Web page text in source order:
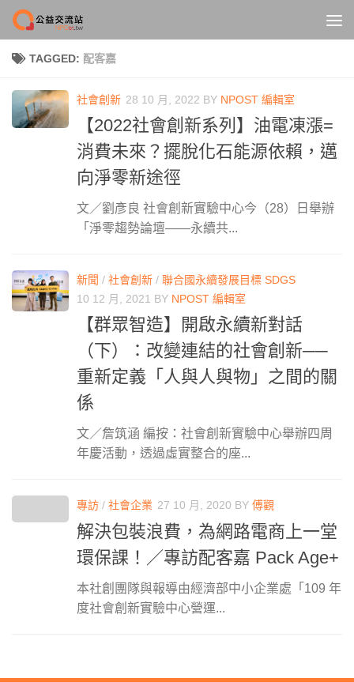
Skip to content
TAGGED: 配客嘉
社會創新 28 10 月, 2022 BY NPOST 編輯室
【2022社會創新系列】油電凍漲=
消費未來？擺脫化石能源依賴，邁
向淨零新途徑
文／劉彥良 社會創新實驗中心今（28）日舉辦
「淨零趨勢論壇——永續共...
新聞 / 社會創新 / 聯合國永續發展目標 SDGS
10 12 月, 2021 BY NPOST 編輯室
【群眾智造】開啟永續新對話
（下）：改變連結的社會創新──
重新定義「人與人與物」之間的關
係
文／詹筑涵 編按：社會創新實驗中心舉辦四周
年慶活動，透過虛實整合的座...
專訪 / 社會企業 27 10 月, 2020 BY 傅觀
解決包裝浪費，為網路電商上一堂
環保課！／專訪配客嘉 Pack Age+
本社創團隊與報導由經濟部中小企業處「109 年
度社會創新實驗中心營運...